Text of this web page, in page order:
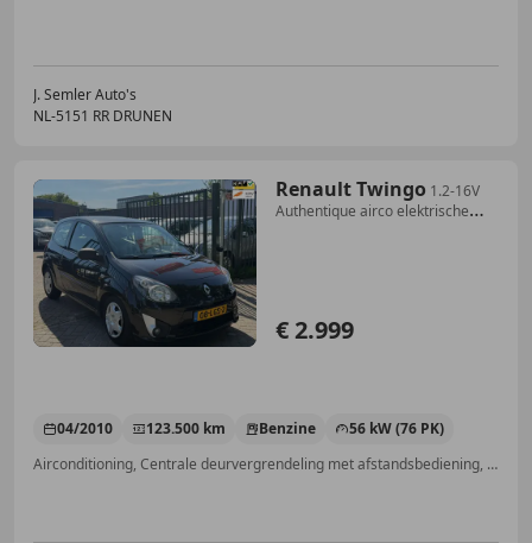
J. Semler Auto's
NL-5151 RR DRUNEN
Renault Twingo 1.2-16V
Authentique airco elektrische
€ 2.999
04/2010 123.500 km Benzine
56 kW (76 PK)
Airconditioning, Centrale deurvergrendeling met afstandsbediening, Elektrische ramen, Airbag bestuurder